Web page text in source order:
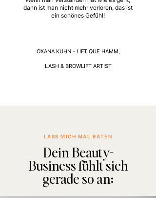
dann ist man nicht mehr verloren, das ist
ein schönes Gefühl!
OXANA KUHN - LIFTIQUE HAMM,
LASH & BROWLIFT ARTIST
LASS MICH MAL RATEN
Dein Beauty-
Business fühlt sich
gerade so an: